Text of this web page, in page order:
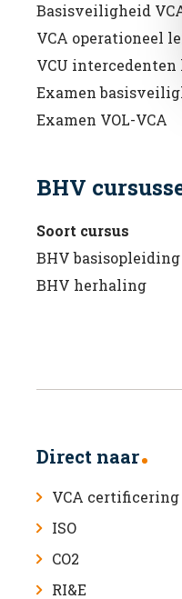
Basisveiligheid VCA
VCA operationeel
VCU
Examen
Examen VOL-VCA
BHV
Soort cursus
BHV basisopleiding
BHV herhaling
Direct naar
VCA certificering
ISO
CO2
RI&E